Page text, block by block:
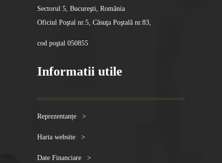
Sectorul 5, Bucureşti, România
Oficiul Poştal nr.5, Căsuţa Poştală nr.83,
cod poştal 050855
Informatii utile
Reprezentanțe >
Harta website >
Date Financiare >